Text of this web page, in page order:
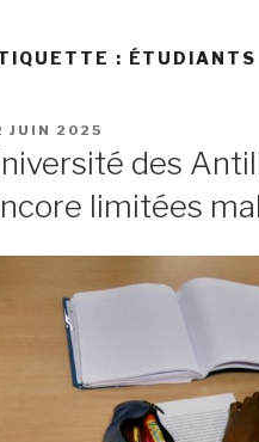
: ÉTUDIANTS
JUIN 2025
des
limitées